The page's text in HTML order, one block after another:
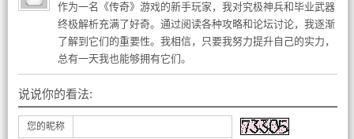
作为一名《传奇》游戏的新手玩家，我对究极神兵和毕业武器
终极解析充满了好奇。通过阅读各种攻略和论坛讨论，我逐渐
了解到它们的重要性。我相信，只要我努力提升自己的实力，
总有一天我也能够拥有它们。
说说你的看法:
您的昵称